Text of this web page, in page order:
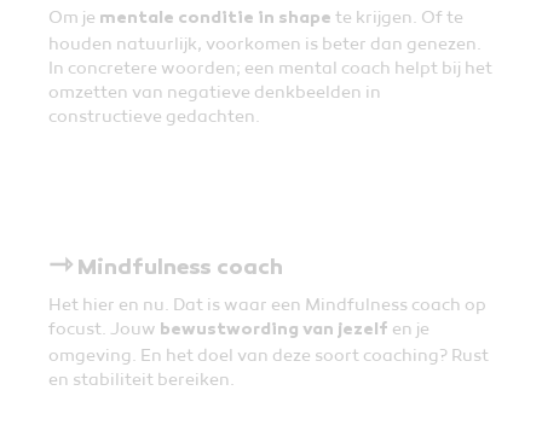
Om je mentale conditie in shape te krijgen. Of te
houden natuurlijk, voorkomen is beter dan genezen.
In concretere woorden; een mental coach helpt bij het
omzetten van negatieve denkbeelden in
constructieve gedachten.
⇾ Mindfulness coach
Het hier en nu. Dat is waar een Mindfulness coach op
focust. Jouw bewustwording van jezelf en je
omgeving. En het doel van deze soort coaching? Rust
en stabiliteit bereiken.